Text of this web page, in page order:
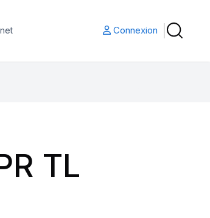
Connexion
TL